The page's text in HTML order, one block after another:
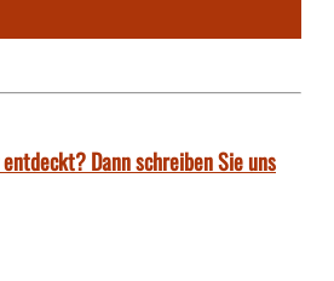
Dann schreiben Sie uns